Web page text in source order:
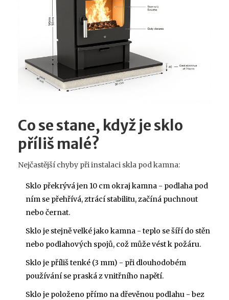
Co se stane, když je sklo
příliš malé?
Nejčastější chyby při instalaci skla pod kamna:
Sklo překrývá jen 10 cm okraj kamna - podlaha pod
ním se přehřívá, ztrácí stabilitu, začíná puchnout
nebo černat.
Sklo je stejně velké jako kamna - teplo se šíří do stěn
nebo podlahových spojů, což může vést k požáru.
Sklo je příliš tenké (3 mm) - při dlouhodobém
používání se praská z vnitřního napětí.
Sklo je položeno přímo na dřevěnou podlahu - bez